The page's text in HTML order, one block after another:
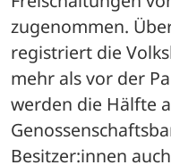
zugenommen.
registriert die
mehr als vor der
werden die Hälfte
Besitzer:innen